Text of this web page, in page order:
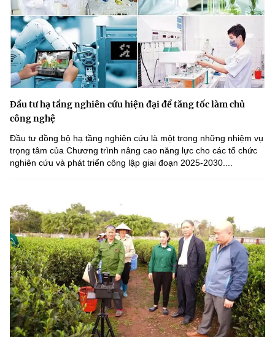
Đầu tư hạ tầng nghiên cứu hiện đại để tăng tốc làm chủ
công nghệ
Đầu tư đồng bộ hạ tầng nghiên cứu là một trong những nhiệm vụ
trọng tâm của Chương trình nâng cao năng lực cho các tổ chức
nghiên cứu và phát triển công lập giai đoạn 2025-2030....